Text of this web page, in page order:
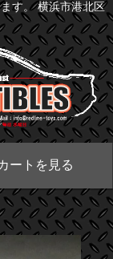
す。 横浜市港北区
ートを見る